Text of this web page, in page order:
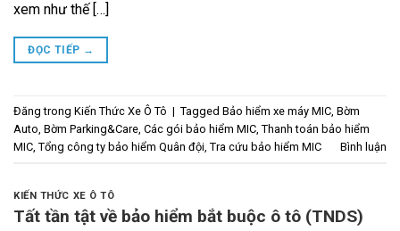
xem như thế […]
ĐỌC TIẾP →
Đăng trong Kiến Thức Xe Ô Tô | Tagged Bảo hiểm xe máy MIC Bờm
Auto Bờm Parking&Care Các gói bảo hiểm MIC Thanh toán bảo hiểm
MIC Tổng công ty bảo hiểm Quân đội Tra cứu bảo hiểm MIC Bình luận
KIẾN THỨC XE Ô TÔ
Tất tần tật về bảo hiểm bắt buộc ô tô (TNDS)